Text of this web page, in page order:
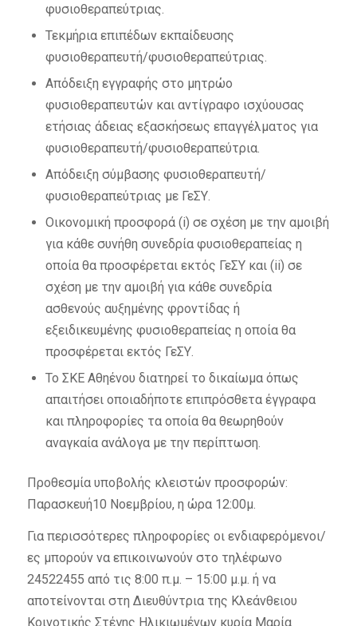
φυσιοθεραπεύτριας.
Τεκμήρια επιπέδων εκπαίδευσης
φυσιοθεραπευτή/φυσιοθεραπεύτριας.
Απόδειξη εγγραφής στο μητρώο
φυσιοθεραπευτών και αντίγραφο ισχύουσας
ετήσιας άδειας εξασκήσεως επαγγέλματος για
φυσιοθεραπευτή/φυσιοθεραπεύτρια.
Απόδειξη σύμβασης φυσιοθεραπευτή/
φυσιοθεραπεύτριας με ΓεΣΥ.
Οικονομική προσφορά (i) σε σχέση με την αμοιβή
για κάθε συνήθη συνεδρία φυσιοθεραπείας η
οποία θα προσφέρεται εκτός ΓεΣΥ και (ii) σε
σχέση με την αμοιβή για κάθε συνεδρία
ασθενούς αυξημένης φροντίδας ή
εξειδικευμένης φυσιοθεραπείας η οποία θα
προσφέρεται εκτός ΓεΣΥ.
Το ΣΚΕ Αθηένου διατηρεί το δικαίωμα όπως
απαιτήσει οποιαδήποτε επιπρόσθετα έγγραφα
και πληροφορίες τα οποία θα θεωρηθούν
αναγκαία ανάλογα με την περίπτωση.
Προθεσμία υποβολής κλειστών προσφορών:
Παρασκευή10 Νοεμβρίου, η ώρα 12:00μ.
Για περισσότερες πληροφορίες οι ενδιαφερόμενοι/
ες μπορούν να επικοινωνούν στο τηλέφωνο
24522455 από τις 8:00 π.μ. – 15:00 μ.μ. ή να
αποτείνονται στη Διευθύντρια της Kλεάνθειου
Κοινοτικής Στέγης Ηλικιωμένων κυρία Μαρία